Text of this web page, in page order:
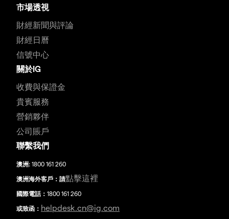
市場透視
財經新聞與評論
財經日曆
信號中心
關於IG
收費與保證金
貴賓服務
營銷夥伴
公司賬戶
聯繫我們
澳洲: 1800 161 260
澳洲海外客戶：請點擊這裡
國際電話： 1800 161 260
或致函： helpdesk.cn@ig.com